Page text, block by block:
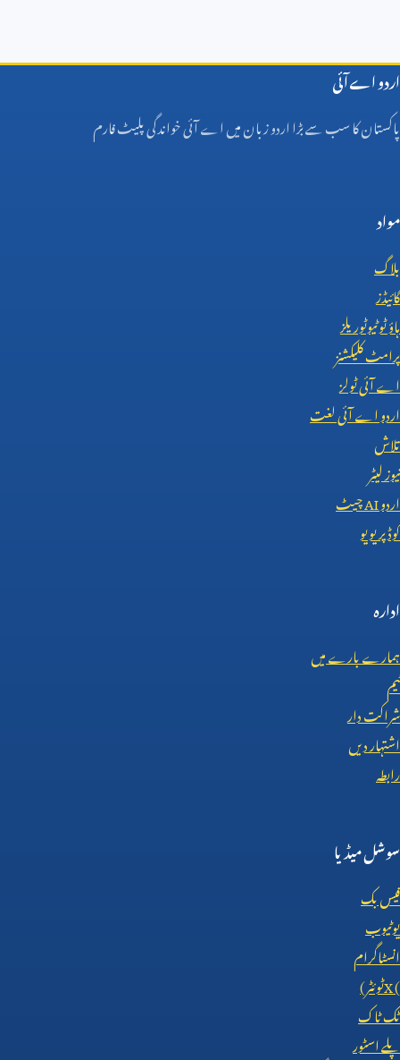
اردو اے آئی
پاکستان کا سب سے بڑا اردو زبان میں اے آئی خواندگی پلیٹ فارم
مواد
بلاگ
گائیڈز
ہاؤ ٹو ٹیوٹوریلز
پرامٹ کلیکشنز
اے آئی ٹولز
اردو اے آئی لغت
تلاش
نیوز لیٹر
اردوAIچیٹ
کوڈ پریویو
ادارہ
ہمارے بارے میں
ٹیم
شراکت دار
اشتہار دیں
رابطہ
سوشل میڈیا
فیس بک
یوٹیوب
انسٹاگرام
X (ٹوئٹر)
ٹک ٹاک
پلے اسٹور